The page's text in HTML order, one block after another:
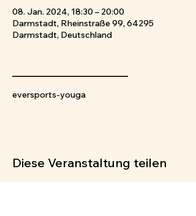
08. Jan. 2024, 18:30 – 20:00
Darmstadt, Rheinstraße 99, 64295
Darmstadt, Deutschland
eversports-youga
Diese Veranstaltung teilen